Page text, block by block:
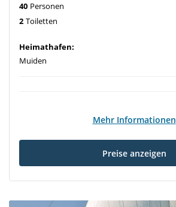
40 Personen
2 Toiletten
Heimathafen:
Muiden
Mehr Informationen
Preise anzeigen